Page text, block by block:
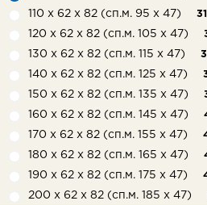
110 х 62 х 82 (сп.м. 95 х 47)
120 х 62 х 82 (сп.м. 105 х 47)
130 х 62 х 82 (сп.м. 115 х 47)
140 х 62 х 82 (сп.м. 125 х 47)
150 х 62 х 82 (сп.м. 135 х 47)
160 х 62 х 82 (сп.м. 145 х 47)
170 х 62 х 82 (сп.м. 155 х 47)
180 х 62 х 82 (сп.м. 165 х 47)
190 х 62 х 82 (сп.м. 175 х 47)
200 х 62 х 82 (сп.м. 185 х 47)